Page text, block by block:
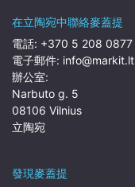
在立陶宛中聯絡麥蓋提
電話: +370 5 208 0877
電子郵件: info@markit.lt
辦公室:
Narbuto g. 5
08106 Vilnius
立陶宛
發現麥蓋提